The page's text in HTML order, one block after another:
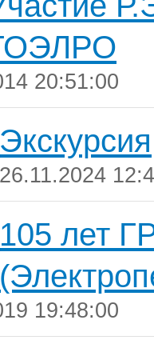
20:51:00
Экскурсия
26.11.2024
105 лет
19:48:00